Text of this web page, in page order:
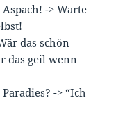
-> Warte
das schön
das geil wenn
-> “Ich